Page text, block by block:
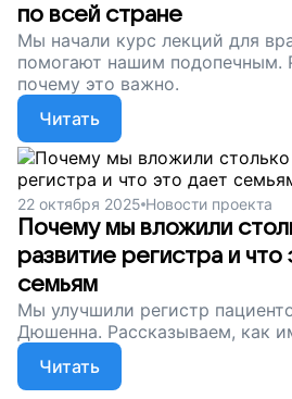
по всей стране
Мы начали курс лекций для
помогают нашим подопечным.
почему это важно.
Читать
22 октября 2025 Новости проекта
Почему мы вложили
развитие регистра и что
семьям
Мы улучшили регистр
Дюшенна. Рассказываем, как
Читать